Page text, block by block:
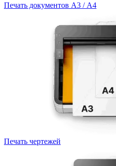
Печать документов А3 / А4
Печать чертежей